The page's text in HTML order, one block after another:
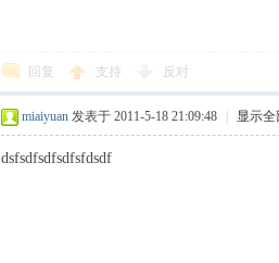
回复 支持 反对
miaiyuan 发表于 2011-5-18 21:09:48 显示
dsfsdfsdfsdfsfdsdf